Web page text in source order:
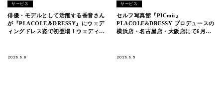
サービス
俳優・モデルとして活躍する香音さん
が『PLACOLE＆DRESSY』にウェデ
ィングドレス姿で初登場！ウェディン
2026.6.8
サービス
セルフ写真館『PICmii』
PLACOLE&DRESSY プロデュースの
横浜店・名古屋店・大阪店にて6月限
2026.6.5